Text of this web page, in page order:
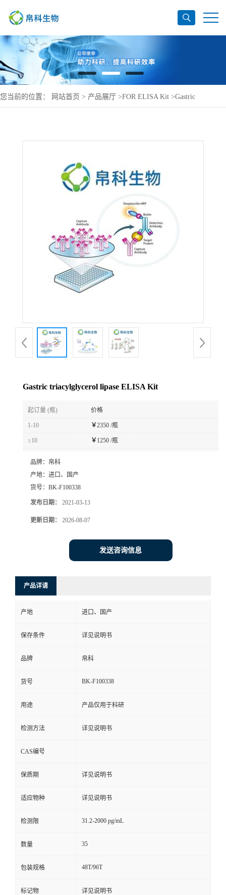
您当前的位置： 网站首页 > 产品展厅 >FOR ELISA Kit >Gastric
Gastric triacylglycerol lipase ELISA Kit
起订量 (瓶) 价格
1-10 ￥2350 /瓶
≥10 ￥ 1250 /瓶
品牌： 帛科
产地： 进口、国产
货号： BK-F100338
发布日期： 2021-03-13
更新日期： 2026-08-07
发送咨询信息
产品详请
产地 进口、国产
保存条件 详见说明书
品牌 帛科
货号 BK-F100338
用途 产品仅用于科研
检测方法 详见说明书
CAS编号
保质期 详见说明书
适应物种 详见说明书
检测限 31.2-2000 pg/mL
数量 35
包装规格 48T/96T
标记物 详见说明书